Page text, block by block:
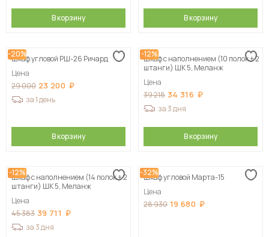
В корзину В корзину
-20%
Шкаф угловой РШ-26 Ричард
Цена
29 000 23 200
за 1 день
В корзину
-12%
Шкаф с наполнением (10 полок + 2
штанги) ШК 5, Меланж
Цена
39 218 34 316
за 3 дня
В корзину
-12%
Шкаф с наполнением (14 полок + 2
штанги) ШК 5, Меланж
Цена
45 383 39 711
за 3 дня
-32%
Шкаф угловой Марта-15
Цена
28 930 19 680